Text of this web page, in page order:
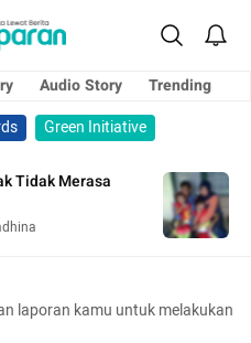
Audio Story
Trending
Green Initiative
Tidak Merasa
laporan kamu untuk melakukan